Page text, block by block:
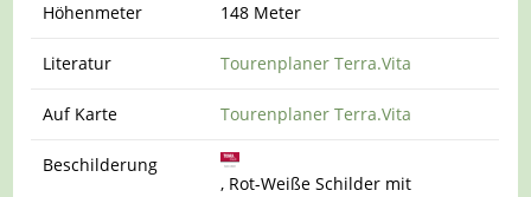
Höhenmeter 148 Meter
Literatur Tourenplaner Terra.Vita
Auf Karte Tourenplaner Terra.Vita
Beschilderung
, Rot-Weiße Schilder mit